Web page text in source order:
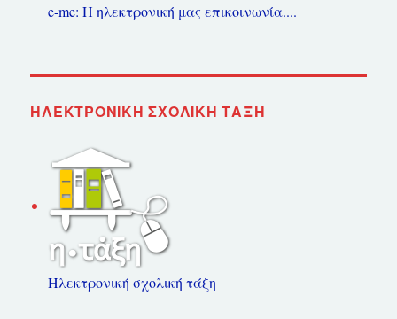
e-me: Η ηλεκτρονική μας επικοινωνία....
ΗΛΕΚΤΡΟΝΙΚΉ ΣΧΟΛΙΚΉ ΤΆΞΗ
Ηλεκτρονική σχολική τάξη